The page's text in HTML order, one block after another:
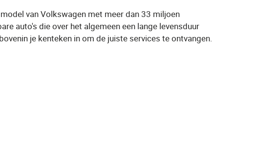
van Volkswagen met meer dan 33 miljoen
auto's die over het algemeen een lange levensduur
je kenteken in om de juiste services te ontvangen.